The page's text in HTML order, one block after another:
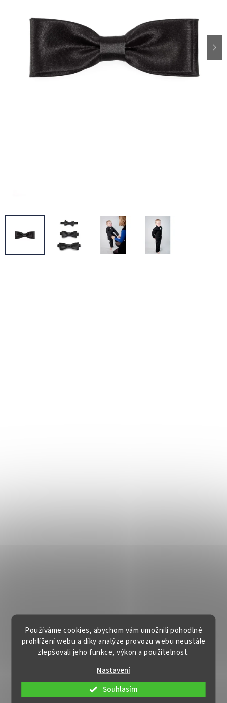
Používáme cookies, abychom vám umožnili pohodlné
prohlížení webu a díky analýze provozu webu neustále
zlepšovali jeho funkce, výkon a použitelnost.
Nastavení
Souhlasím